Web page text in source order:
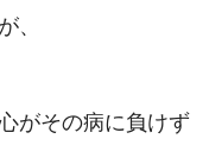
、
がその病に負けず